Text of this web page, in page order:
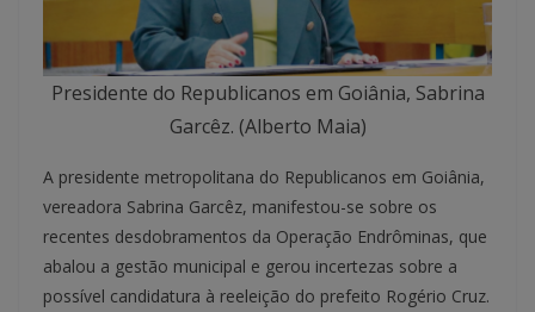
Presidente do Republicanos em Goiânia, Sabrina
Garcêz. (Alberto Maia)
A presidente metropolitana do Republicanos em Goiânia,
vereadora Sabrina Garcêz, manifestou-se sobre os
recentes desdobramentos da Operação Endrôminas, que
abalou a gestão municipal e gerou incertezas sobre a
possível candidatura à reeleição do prefeito Rogério Cruz.